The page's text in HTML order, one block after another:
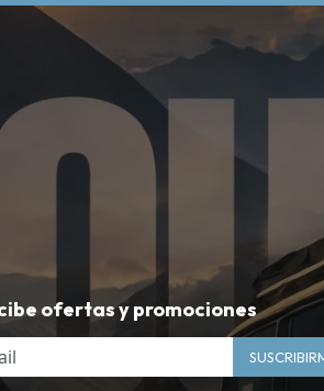
ofertas y promociones